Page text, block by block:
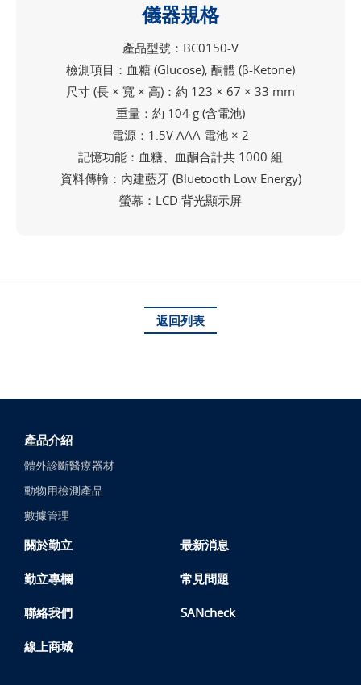
儀器規格
產品型號：BC0150-V
檢測項目：血糖 (Glucose), 酮體 (β-Ketone)
尺寸 (長 × 寬 × 高)：約 123 × 67 × 33 mm
重量：約 104 g (含電池)
電源：1.5V AAA 電池 × 2
記憶功能：血糖、血酮合計共 1000 組
資料傳輸：內建藍牙 (Bluetooth Low Energy)
螢幕：LCD 背光顯示屏
返回列表
產品介紹
體外診斷醫療器材
動物用檢測產品
數據管理
關於勤立 最新消息
勤立專欄 常見問題
聯絡我們 SANcheck
線上商城